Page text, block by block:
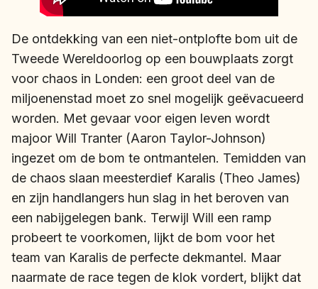
De ontdekking van een niet-ontplofte bom uit de
Tweede Wereldoorlog op een bouwplaats zorgt
voor chaos in Londen: een groot deel van de
miljoenenstad moet zo snel mogelijk geëvacueerd
worden. Met gevaar voor eigen leven wordt
majoor Will Tranter (Aaron Taylor-Johnson)
ingezet om de bom te ontmantelen. Temidden van
de chaos slaan meesterdief Karalis (Theo James)
en zijn handlangers hun slag in het beroven van
een nabijgelegen bank. Terwijl Will een ramp
probeert te voorkomen, lijkt de bom voor het
team van Karalis de perfecte dekmantel. Maar
naarmate de race tegen de klok vordert, blijkt dat